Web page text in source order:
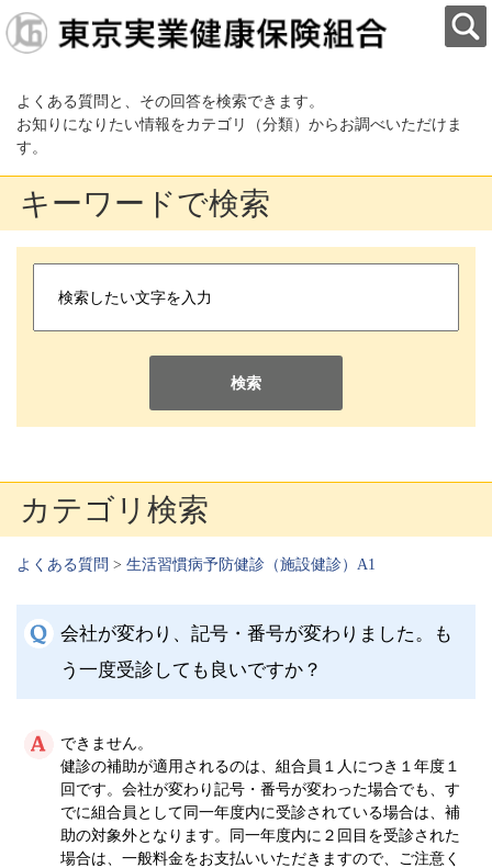
よくある質問と、その回答を検索できます。
お知りになりたい情報をカテゴリ（分類）からお調べいただけま
す。
キーワードで検索
検索
カテゴリ検索
よくある質問 > 生活習慣病予防健診（施設健診）A1
会社が変わり、記号・番号が変わりました。も
う一度受診しても良いですか？
できません。
健診の補助が適用されるのは、組合員１人につき１年度１
回です。会社が変わり記号・番号が変わった場合でも、す
でに組合員として同一年度内に受診されている場合は、補
助の対象外となります。同一年度内に２回目を受診された
場合は、一般料金をお支払いいただきますので、ご注意く